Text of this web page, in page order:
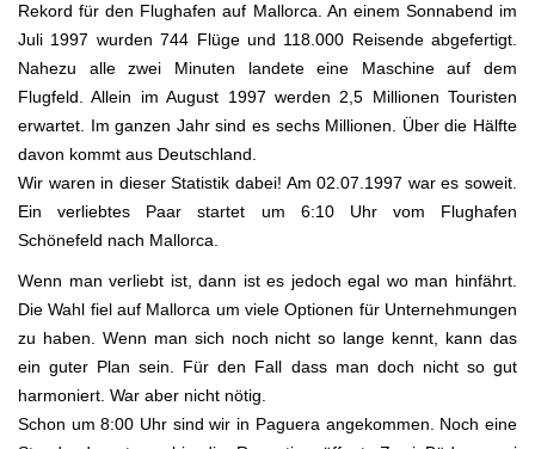
Rekord für den Flughafen auf Mallorca. An einem Sonnabend im
Juli 1997 wurden 744 Flüge und 118.000 Reisende abgefertigt.
Nahezu alle zwei Minuten landete eine Maschine auf dem
Flugfeld. Allein im August 1997 werden 2,5 Millionen Touristen
erwartet. Im ganzen Jahr sind es sechs Millionen. Über die Hälfte
davon kommt aus Deutschland.
Wir waren in dieser Statistik dabei! Am 02.07.1997 war es soweit.
Ein verliebtes Paar startet um 6:10 Uhr vom Flughafen
Schönefeld nach Mallorca.
Wenn man verliebt ist, dann ist es jedoch egal wo man hinfährt.
Die Wahl fiel auf Mallorca um viele Optionen für Unternehmungen
zu haben. Wenn man sich noch nicht so lange kennt, kann das
ein guter Plan sein. Für den Fall dass man doch nicht so gut
harmoniert. War aber nicht nötig.
Schon um 8:00 Uhr sind wir in Paguera angekommen. Noch eine